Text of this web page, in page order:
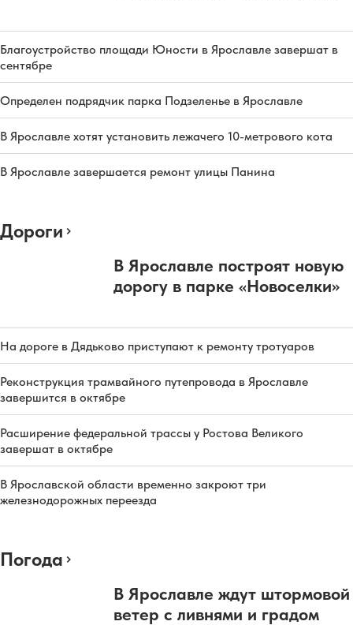
Благоустройство площади Юности в Ярославле завершат в
сентябре
Определен подрядчик парка Подзеленье в Ярославле
В Ярославле хотят установить лежачего 10-метрового кота
В Ярославле завершается ремонт улицы Панина
Дороги
В Ярославле построят новую
дорогу в парке «Новоселки»
На дороге в Дядьково приступают к ремонту тротуаров
Реконструкция трамвайного путепровода в Ярославле
завершится в октябре
Расширение федеральной трассы у Ростова Великого
завершат в октябре
В Ярославской области временно закроют три
железнодорожных переезда
Погода
В Ярославле ждут штормовой
ветер с ливнями и градом